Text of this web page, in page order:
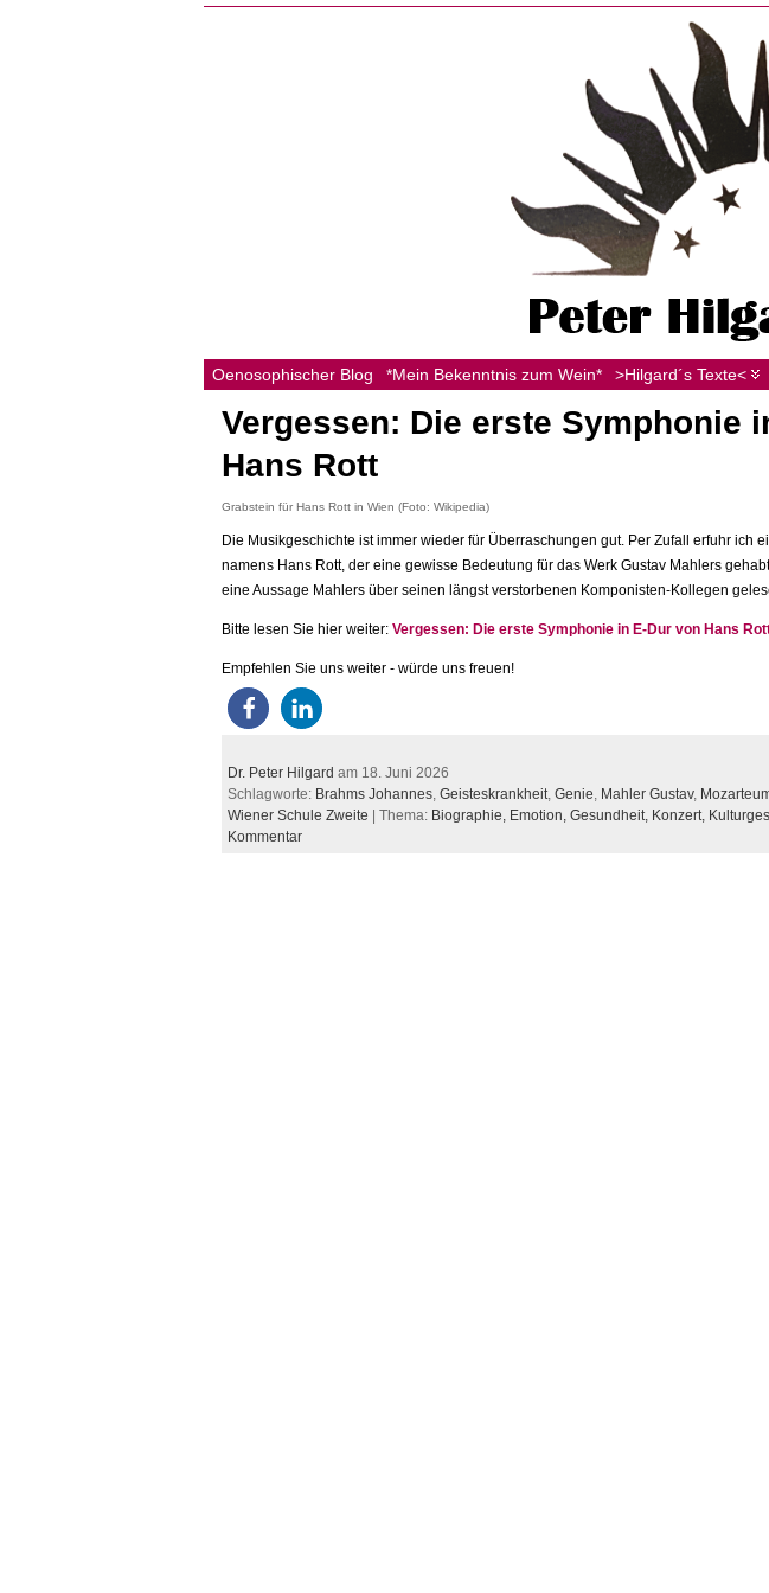
Oenosophischer Blog *Mein Bekenntnis zum Wein* >Hilgard´s Texte<
Vergessen: Die erste Symphonie
Hans Rott
Grabstein für Hans Rott in Wien (Foto: Wikipedia)
Die Musikgeschichte ist immer wieder für Überraschungen gut. Per Zufall erfuhr ich
namens Hans Rott, der eine gewisse Bedeutung für das Werk Gustav Mahlers
eine Aussage Mahlers über seinen längst verstorbenen Komponisten-Kollegen
Bitte lesen Sie hier weiter: Vergessen: Die erste Symphonie in E-Dur von Hans
Empfehlen Sie uns weiter - würde uns freuen!
Dr. Peter Hilgard am 18. Juni 2026
Schlagworte: Brahms Johannes Geisteskrankheit Genie Mahler Gustav,
Wiener Schule Zweite | Thema: Biographie, Emotion, Gesundheit, Konzert,
Kommentar